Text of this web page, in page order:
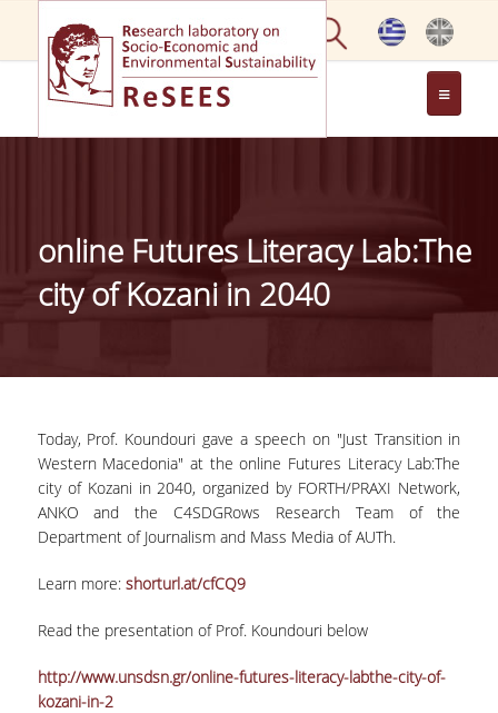
ΣΧΕΤΙΚΑ
PROJECTS
ΔΗΜΟΣΙΕΥΣΕΙΣ
ΕΚΔΗΛΩΣΕΙΣ
PROFESSIONAL COURSE
online Futures Literacy Lab:The
city of Kozani in 2040
Today, Prof. Koundouri gave a speech on "Just Transition in
Western Macedonia" at the online Futures Literacy Lab:The
city of Kozani in 2040, organized by FORTH/PRAXI Network,
ANKO and the C4SDGRows Research Team of the
Department of Journalism and Mass Media of AUTh.
Learn more: shorturl.at/cfCQ9
Read the presentation of Prof. Koundouri below
http://www.unsdsn.gr/online-futures-literacy-labthe-city-of-
kozani-in-2